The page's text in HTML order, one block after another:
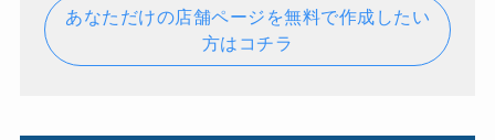
あなただけの店舗ページを無料で作成したい
方はコチラ